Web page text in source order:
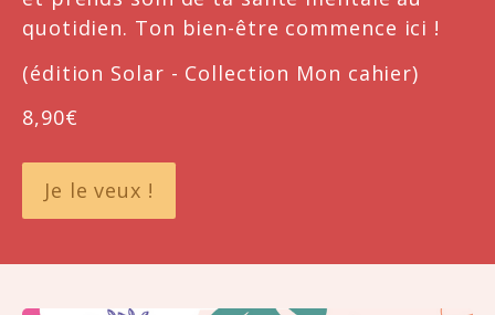
quotidien. Ton bien-être commence ici !
(édition Solar - Collection Mon cahier)
8,90€
Je le veux !